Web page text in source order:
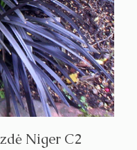
Niger C2